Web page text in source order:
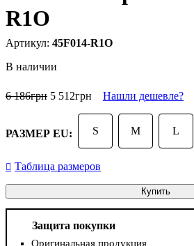
R1O
45F014-R1O
В наличии
6 186грн 5 512грн Нашли дешевле?
РАЗМЕР EU: S M L
Таблица размеров
Купить
Защита покупки
Оригинальная продукция